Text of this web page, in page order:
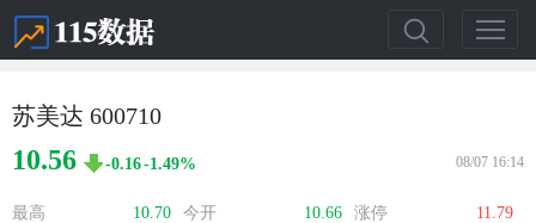
苏美达 600710
10.56 -0.16-1.49% 08/07 16:14
最高 10.70 今开 10.66 涨停
11.79